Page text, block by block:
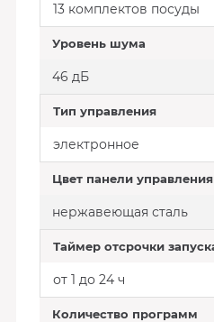
13 комплектов посуды
Уровень шума
46 дБ
Тип управления
электронное
Цвет панели управления
нержавеющая сталь
Таймер отсрочки
от 1 до 24 ч
Количество программ